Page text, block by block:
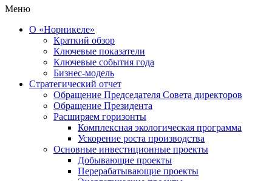
Меню
О «Норникеле»
Краткий обзор
Ключевые показатели
Ключевые события года
Бизнес-модель
Стратегический отчет
Обращение Председателя Совета директоров
Обращение Президента
Расширяем горизонты
Комплексная экологическая программа
Ускорение роста производства
Основные инвестиционные проекты
Добывающие проекты
Перерабатывающие проекты